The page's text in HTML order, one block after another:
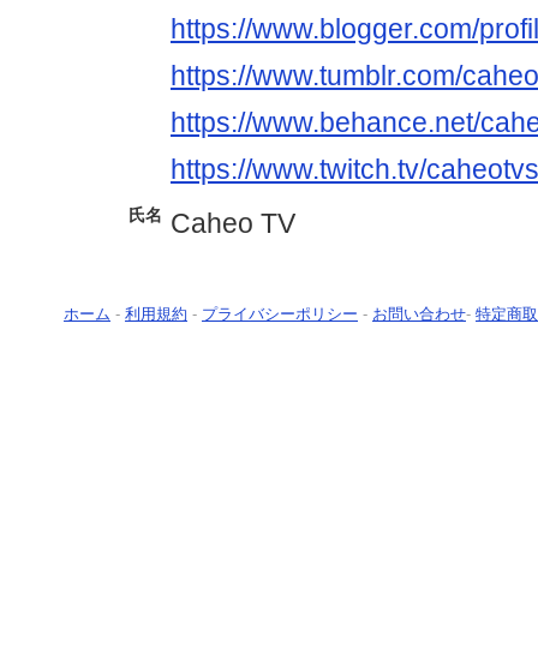
https://www.blogger.com/
https://www.tumblr.com/
https://www.behance.net/
https://www.twitch.tv/
氏名 Caheo TV
ホーム - 利用規約 - プライバシーポリシー - お問い合わせ- 特定商